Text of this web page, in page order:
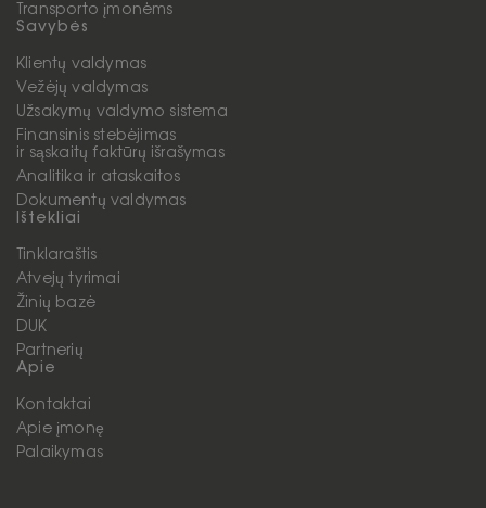
Transporto įmonėms
Savybės
Klientų valdymas
Vežėjų valdymas
Užsakymų valdymo sistema
Finansinis stebėjimas
ir sąskaitų faktūrų išrašymas
Analitika ir ataskaitos
Dokumentų valdymas
Ištekliai
Tinklaraštis
Atvejų tyrimai
Žinių bazė
DUK
Partnerių
Apie
Kontaktai
Apie įmonę
Palaikymas